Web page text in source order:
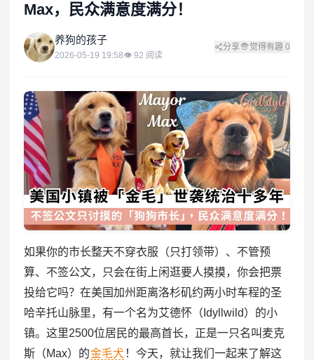
Max，民众满意度满分！
养 养狗的孩子
2026-05-19 19:58👁 92 阅读
分享 觉得有趣 0
如果你的市长整天不穿衣服（只打领带）、不管预
算、不签公文，只会在街上闲逛要人摸摸，你会把票
投给它吗？在美国加州距离洛杉矶约两小时车程的圣
哈辛托山脉里，有一个名为艾德怀（Idyllwild）的小
镇。这里2500位居民的最高首长，正是一只名叫麦克
斯（Max）的金毛犬 ！今天，就让我们一起来了解这